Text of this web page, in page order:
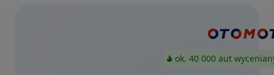
ok. 40 000 aut